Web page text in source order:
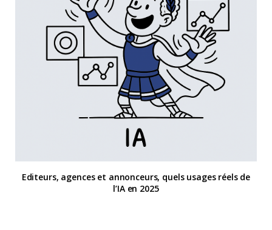
Editeurs, agences et annonceurs, quels usages réels de
l’IA en 2025